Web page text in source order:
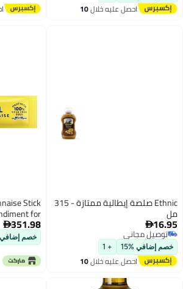
احصل عليه خلال10
Ethnic صلصة إيطالية ممتازة - 315
مل
16.95
توصيل مجاني
توصيل مجاني
خصم إضافي %15 + 1
احصل عليه خلال10
Stick
for
Made
Gluten
of 210
351.98
خصم إضافي